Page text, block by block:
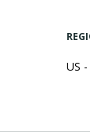
US -